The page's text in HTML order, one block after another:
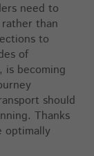
need to
than
to
of
is becoming
should
Thanks
optimally